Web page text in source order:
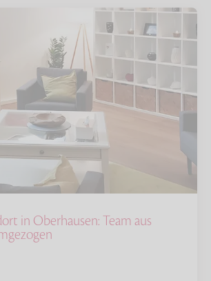
in Oberhausen: Team aus